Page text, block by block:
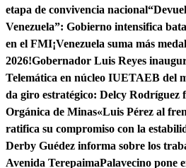
etapa de convivencia nacional
Venezuela”: Gobierno intensifica
en el FMI¡Venezuela suma más
2026!Gobernador Luis Reyes
Telemática en núcleo IUETAEB del
da giro estratégico: Delcy Rodríguez
Orgánica de Minas«Luis Pérez al
ratifica su compromiso con la
Derby Guédez informa sobre los
Avenida TerepaimaPalavecino pone